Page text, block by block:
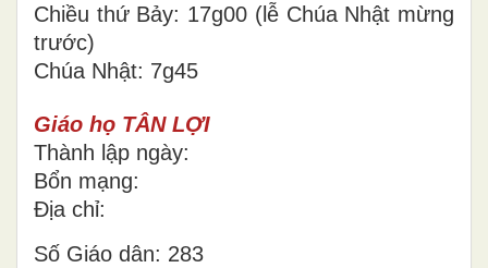
Chiều thứ Bảy: 17g00 (lễ Chúa Nhật mừng
trước)
Chúa Nhật: 7g45
Giáo họ TÂN LỢI
Thành lập ngày:
Bổn mạng:
Địa chỉ:
Số Giáo dân: 283